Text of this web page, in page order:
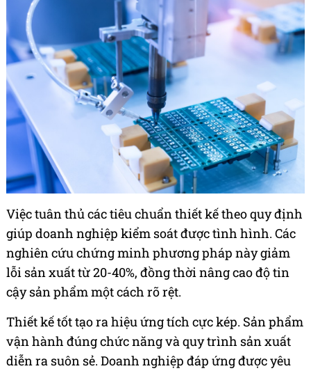
Việc tuân thủ các tiêu chuẩn thiết kế theo quy định
giúp doanh nghiệp kiểm soát được tình hình. Các
nghiên cứu chứng minh phương pháp này giảm
lỗi sản xuất từ 20-40%, đồng thời nâng cao độ tin
cậy sản phẩm một cách rõ rệt.
Thiết kế tốt tạo ra hiệu ứng tích cực kép. Sản phẩm
vận hành đúng chức năng và quy trình sản xuất
diễn ra suôn sẻ. Doanh nghiệp đáp ứng được yêu